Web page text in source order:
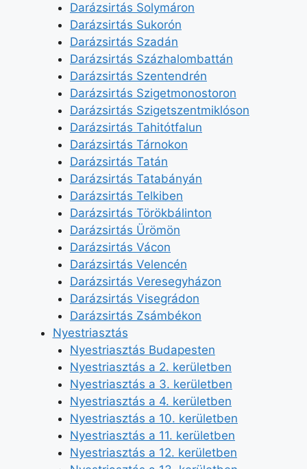
Darázsirtás Solymáron
Darázsirtás Sukorón
Darázsirtás Szadán
Darázsirtás Százhalombattán
Darázsirtás Szentendrén
Darázsirtás Szigetmonostoron
Darázsirtás Szigetszentmiklóson
Darázsirtás Tahitótfalun
Darázsirtás Tárnokon
Darázsirtás Tatán
Darázsirtás Tatabányán
Darázsirtás Telkiben
Darázsirtás Törökbálinton
Darázsirtás Ürömön
Darázsirtás Vácon
Darázsirtás Velencén
Darázsirtás Veresegyházon
Darázsirtás Visegrádon
Darázsirtás Zsámbékon
Nyestriasztás
Nyestriasztás Budapesten
Nyestriasztás a 2. kerületben
Nyestriasztás a 3. kerületben
Nyestriasztás a 4. kerületben
Nyestriasztás a 10. kerületben
Nyestriasztás a 11. kerületben
Nyestriasztás a 12. kerületben